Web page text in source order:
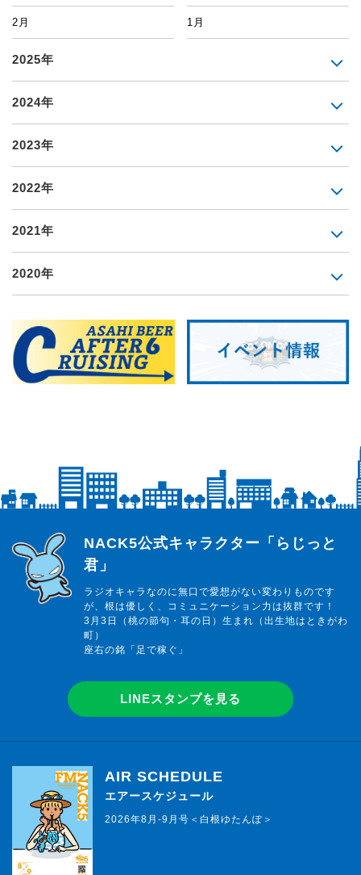
2月 1月
2025年
2024年
2023年
2022年
2021年
2020年
らじっと君
NACK5公式キャラクター「らじっと
君」
ラジオキャラなのに無口で愛想がない変わりものです
が、根は優しく、コミュニケーション力は抜群です！
3月3日（桃の節句・耳の日）生まれ（出生地はときがわ
町）
座右の銘「足で稼ぐ」
LINEスタンプを見る
AIR SCHEDULE
エアースケジュール
2026年8月-9月号＜白根ゆたんぽ＞